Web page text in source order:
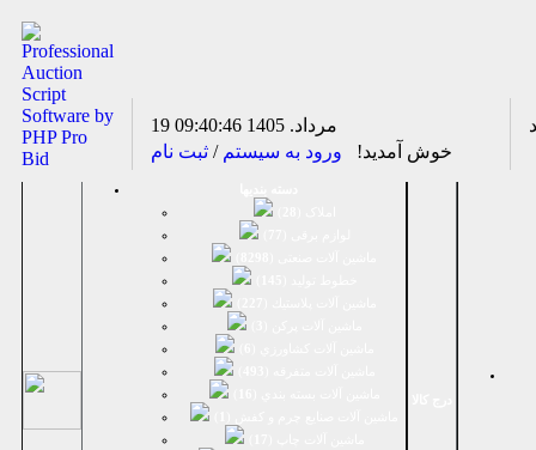
19 مرداد. 1405
09:40:46
خوش آمدید! ورود به سیستم / ثبت نام